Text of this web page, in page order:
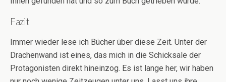
Fazit
Immer wieder lese ich Bücher über diese Zeit. Unter der
Drachenwand ist eines, das mich in die Schicksale der
Protagonisten direkt hineinzog. Es ist lange her, wir haben